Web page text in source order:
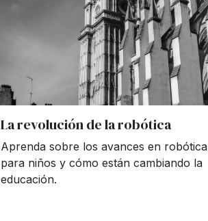
La revolución de la robótica
Aprenda sobre los avances en robótica
para niños y cómo están cambiando la
educación.